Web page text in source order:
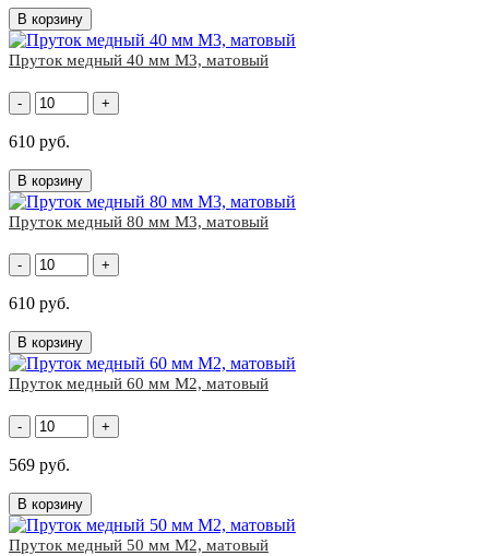
В корзину
Пруток медный 40 мм М3, матовый
- +
610 руб.
В корзину
Пруток медный 80 мм М3, матовый
- +
610 руб.
В корзину
Пруток медный 60 мм М2, матовый
- +
569 руб.
В корзину
Пруток медный 50 мм М2, матовый